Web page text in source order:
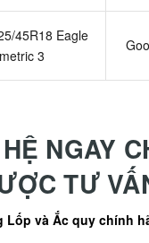
45R18 Eagle
3
NGAY
TƯ
Lốp và Ắc quy chính